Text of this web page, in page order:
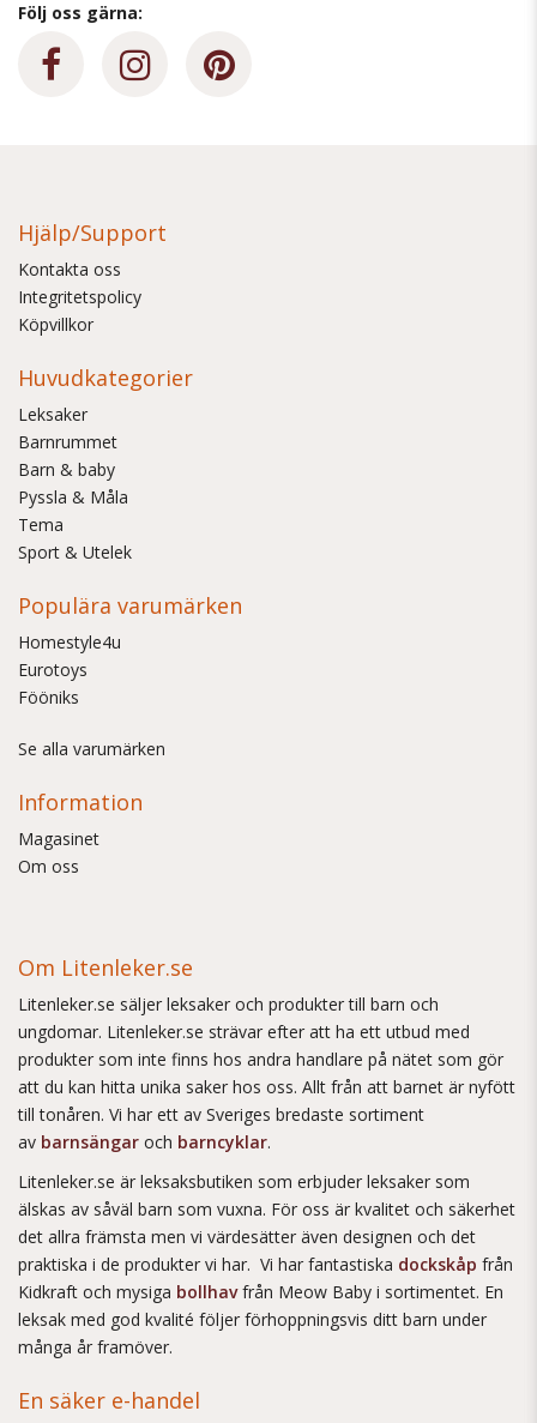
Följ oss gärna:
Hjälp/Support
Kontakta oss
Integritetspolicy
Köpvillkor
Huvudkategorier
Leksaker
Barnrummet
Barn & baby
Pyssla & Måla
Tema
Sport & Utelek
Populära varumärken
Homestyle4u
Eurotoys
Fööniks
Se alla varumärken
Information
Magasinet
Om oss
Om Litenleker.se
Litenleker.se säljer leksaker och produkter till barn och
ungdomar. Litenleker.se strävar efter att ha ett utbud med
produkter som inte finns hos andra handlare på nätet som gör
att du kan hitta unika saker hos oss. Allt från att barnet är nyfött
till tonåren. Vi har ett av Sveriges bredaste sortiment
av barnsängar och barncyklar.
Litenleker.se är leksaksbutiken som erbjuder leksaker som
älskas av såväl barn som vuxna. För oss är kvalitet och säkerhet
det allra främsta men vi värdesätter även designen och det
praktiska i de produkter vi har. Vi har fantastiska dockskåp från
Kidkraft och mysiga bollhavfrån Meow Baby i sortimentet. En
leksak med god kvalité följer förhoppningsvis ditt barn under
många år framöver.
En säker e-handel